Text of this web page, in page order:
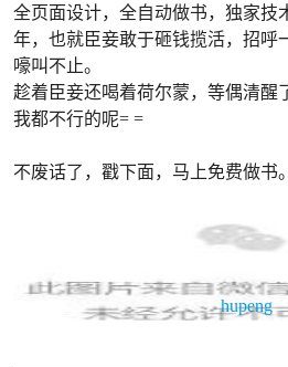
hupeng
全页面设计，全自动做书，独家技
年，也就臣妾敢于砸钱揽活，招呼
嚎叫不止。
趁着臣妾还喝着荷尔蒙，等偶清醒
我都不行的呢= =
不废话了，戳下面，马上免费做书。